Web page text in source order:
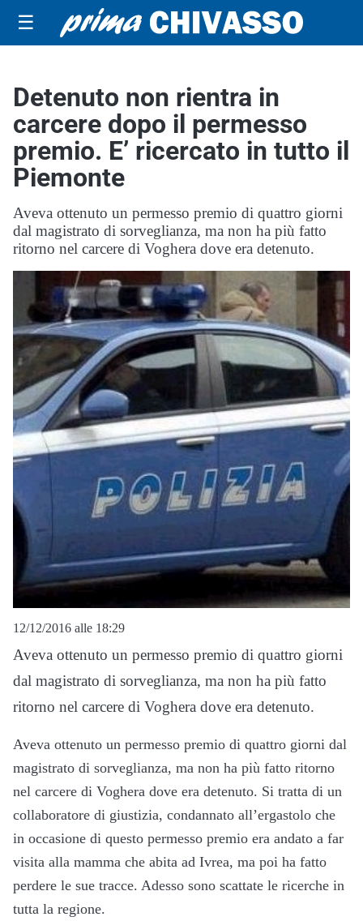
☰
Detenuto non rientra in
carcere dopo il permesso
premio. E’ ricercato in tutto il
Piemonte
Aveva ottenuto un permesso premio di quattro giorni
dal magistrato di sorveglianza, ma non ha più fatto
ritorno nel carcere di Voghera dove era detenuto.
12/12/2016 alle 18:29
Aveva ottenuto un permesso premio di quattro giorni
dal magistrato di sorveglianza, ma non ha più fatto
ritorno nel carcere di Voghera dove era detenuto.
Aveva ottenuto un permesso premio di quattro giorni dal
magistrato di sorveglianza, ma non ha più fatto ritorno
nel carcere di Voghera dove era detenuto. Si tratta di un
collaboratore di giustizia, condannato all’ergastolo che
in occasione di questo permesso premio era andato a far
visita alla mamma che abita ad Ivrea, ma poi ha fatto
perdere le sue tracce. Adesso sono scattate le ricerche in
tutta la regione.